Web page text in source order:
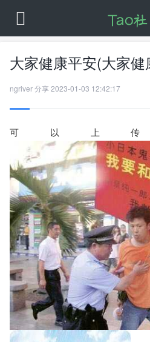
大家健康平安(大家
ngriver分享2023-01-03 12:42:17
可以上